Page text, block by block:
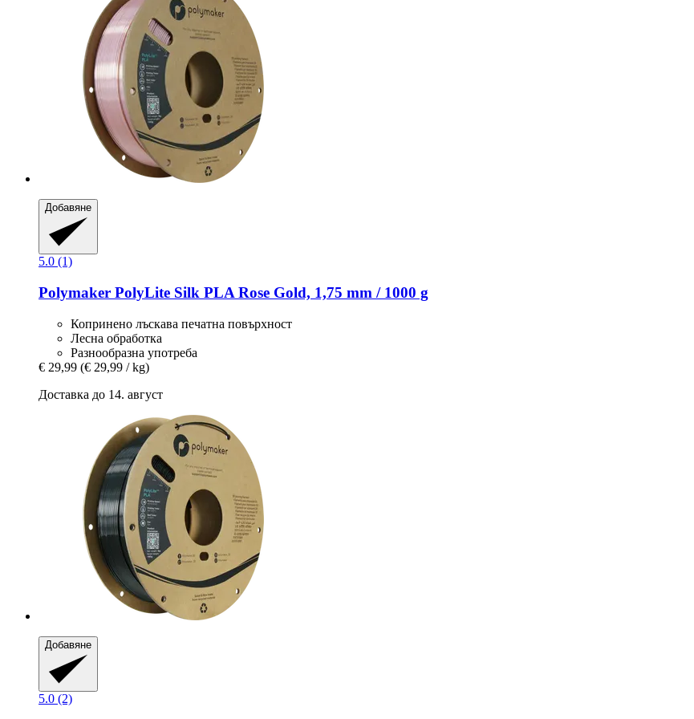
Добавяне
5.0 (1)
Polymaker PolyLite Silk PLA Rose Gold, 1,75 mm / 1000 g
Копринено лъскава печатна повърхност
Лесна обработка
Разнообразна употреба
€ 29,99 (€ 29,99 / kg)
Доставка до 14. август
Добавяне
5.0 (2)